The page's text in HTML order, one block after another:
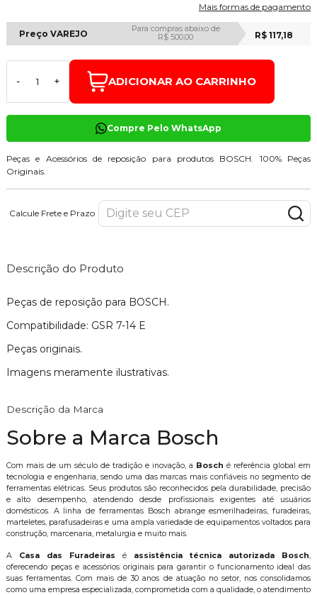
Mais formas de pagamento
Preço VAREJO
Para compras abaixo de
R$ 500,00
R$ 117,18
- + ADICIONAR AO CARRINHO
Compre Pelo WhatsApp
Peças e Acessórios de reposição para produtos BOSCH. 100% Peças
Originais.
Calcule Frete e Prazo
Descrição do Produto
Peças de reposição para BOSCH.
Compatibilidade: GSR 7-14 E
Peças originais.
Imagens meramente ilustrativas.
Descrição da Marca
Sobre a Marca Bosch
Com mais de um século de tradição e inovação, a Bosch é referência global em
tecnologia e engenharia, sendo uma das marcas mais confiáveis no segmento de
ferramentas elétricas. Seus produtos são reconhecidos pela durabilidade, precisão
e alto desempenho, atendendo desde profissionais exigentes até usuários
domésticos. A linha de ferramentas Bosch abrange esmerilhadeiras, furadeiras,
marteletes, parafusadeiras e uma ampla variedade de equipamentos voltados para
construção, marcenaria, metalurgia e muito mais.
A Casa das Furadeiras é assistência técnica autorizada Bosch,
oferecendo peças e acessórios originais para garantir o funcionamento ideal das
suas ferramentas. Com mais de 30 anos de atuação no setor, nos consolidamos
como uma empresa especializada, comprometida com a qualidade, o atendimento